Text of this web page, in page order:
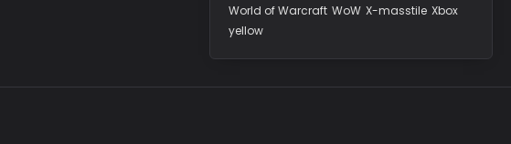
World of Warcraft WoW X-masstile Xbox
yellow